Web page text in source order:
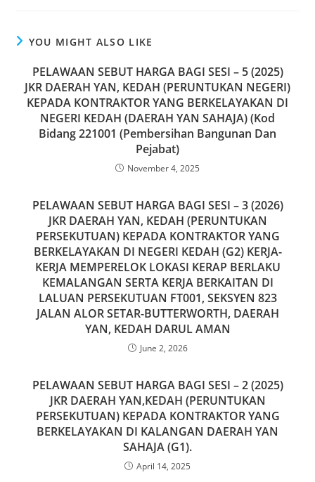
e
b
o
o
k
o
d
o
n
l e
YOU MIGHT ALSO LIKE
PELAWAAN SEBUT HARGA BAGI SESI – 5 (2025)
JKR DAERAH YAN, KEDAH (PERUNTUKAN NEGERI)
KEPADA KONTRAKTOR YANG BERKELAYAKAN DI
NEGERI KEDAH (DAERAH YAN SAHAJA) (Kod
Bidang 221001 (Pembersihan Bangunan Dan
Pejabat)
November 4, 2025
PELAWAAN SEBUT HARGA BAGI SESI – 3 (2026)
JKR DAERAH YAN, KEDAH (PERUNTUKAN
PERSEKUTUAN) KEPADA KONTRAKTOR YANG
BERKELAYAKAN DI NEGERI KEDAH (G2) KERJA-
KERJA MEMPERELOK LOKASI KERAP BERLAKU
KEMALANGAN SERTA KERJA BERKAITAN DI
LALUAN PERSEKUTUAN FT001, SEKSYEN 823
JALAN ALOR SETAR-BUTTERWORTH, DAERAH
YAN, KEDAH DARUL AMAN
June 2, 2026
PELAWAAN SEBUT HARGA BAGI SESI – 2 (2025)
JKR DAERAH YAN,KEDAH (PERUNTUKAN
PERSEKUTUAN) KEPADA KONTRAKTOR YANG
BERKELAYAKAN DI KALANGAN DAERAH YAN
SAHAJA (G1).
April 14, 2025